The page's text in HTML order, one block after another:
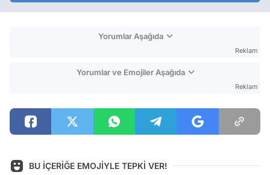
Yorumlar Aşağıda
Reklam
Yorumlar ve Emojiler Aşağıda
Reklam
BU İÇERİĞE EMOJİYLE TEPKİ VER!